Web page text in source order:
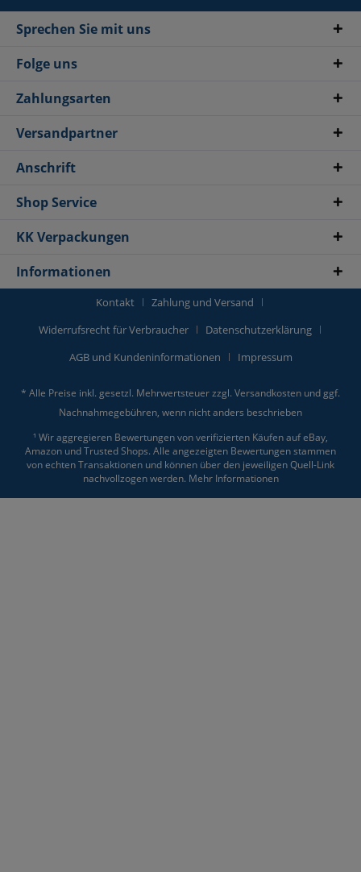
Sprechen Sie mit uns
Folge uns
Zahlungsarten
Versandpartner
Anschrift
Shop Service
KK Verpackungen
Informationen
Kontakt
Zahlung und Versand
Widerrufsrecht für Verbraucher
Datenschutzerklärung
AGB und Kundeninformationen
Impressum
* Alle Preise inkl. gesetzl. Mehrwertsteuer zzgl. Versandkosten und ggf.
Nachnahmegebühren, wenn nicht anders beschrieben
¹ Wir aggregieren Bewertungen von verifizierten Käufen auf eBay,
Amazon und Trusted Shops. Alle angezeigten Bewertungen stammen
von echten Transaktionen und können über den jeweiligen Quell-Link
nachvollzogen werden. Mehr Informationen